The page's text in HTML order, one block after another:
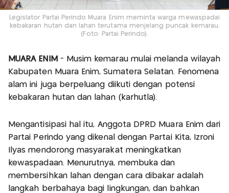
Legislator Partai Perindo Muara Enim meminta warga mewaspadai
kebakaran hutan dan lahan terutama menjelang puncak kemarau.
(Foto: Partai Perindo).
MUARA ENIM - Musim kemarau mulai melanda wilayah
Kabupaten Muara Enim, Sumatera Selatan. Fenomena
alam ini juga berpeluang diikuti dengan potensi
kebakaran hutan dan lahan (karhutla).
Mengantisipasi hal itu, Anggota DPRD Muara Enim dari
Partai Perindo yang dikenal dengan Partai Kita, Izroni
Ilyas mendorong masyarakat meningkatkan
kewaspadaan. Menurutnya, membuka dan
membersihkan lahan dengan cara dibakar adalah
langkah berbahaya bagi lingkungan, dan bahkan